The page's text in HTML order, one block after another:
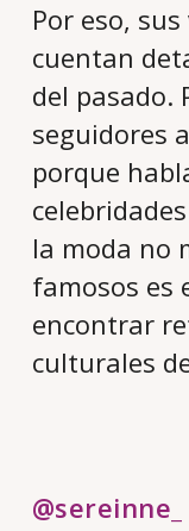
Por eso,
cuentan
del pasado.
seguidores
porque
la moda no
famosos es
encontrar
culturales
@sereinne_